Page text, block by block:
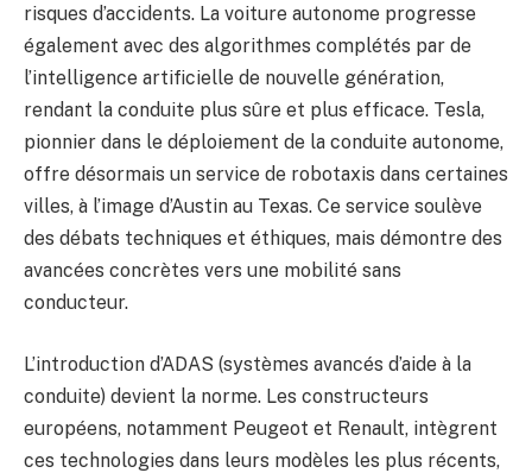
risques d’accidents. La voiture autonome progresse
également avec des algorithmes complétés par de
l’intelligence artificielle de nouvelle génération,
rendant la conduite plus sûre et plus efficace. Tesla,
pionnier dans le déploiement de la conduite autonome,
offre désormais un service de robotaxis dans certaines
villes, à l’image d’Austin au Texas. Ce service soulève
des débats techniques et éthiques, mais démontre des
avancées concrètes vers une mobilité sans
conducteur.
L’introduction d’ADAS (systèmes avancés d’aide à la
conduite) devient la norme. Les constructeurs
européens, notamment Peugeot et Renault, intègrent
ces technologies dans leurs modèles les plus récents,